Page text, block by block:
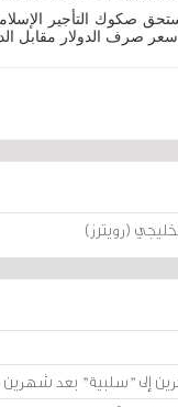
(رويترز)
إلى "سلبية" بعد